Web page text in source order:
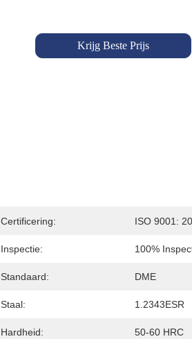
Krijg Beste Prijs
Certificering: ISO 9001:
Inspectie: 100%
Standaard: DME
Staal: 1.2343ESR
Hardheid: 50-60 HRC